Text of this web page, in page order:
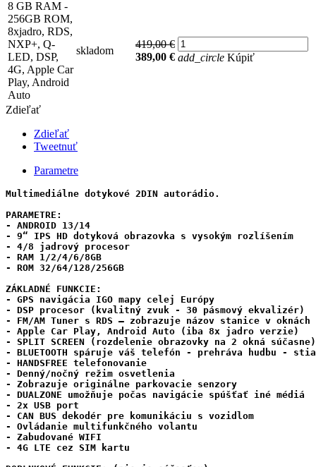
8 GB RAM -
256GB ROM,
8xjadro, RDS,
NXP+, Q-
LED, DSP,
4G, Apple Car
Play, Android
Auto
skladom
419,00 €
389,00 € add_circle Kúpiť
Zdieľať
Zdieľať
Tweetnuť
Parametre
Multimediálne dotykové 2DIN autorádio.
PARAMETRE:
- ANDROID 13/14
- 9“ IPS HD dotyková obrazovka s vysokým rozlíšením
- 4/8 jadrový procesor
- RAM 1/2/4/6/8GB
- ROM 32/64/128/256GB
ZÁKLADNÉ FUNKCIE:
- GPS navigácia IGO mapy celej Európy
- DSP procesor (kvalitný zvuk - 30 pásmový ekvalizér)
- FM/AM Tuner s RDS – zobrazuje názov stanice v oknách
- Apple Car Play, Android Auto (iba 8x jadro verzie)
- SPLIT SCREEN (rozdelenie obrazovky na 2 okná súčasne)
- BLUETOOTH spáruje váš telefón - prehráva hudbu -
- HANDSFREE telefonovanie
- Denný/nočný režim osvetlenia
- Zobrazuje originálne parkovacie senzory
- DUALZONE umožňuje počas navigácie spúšťať iné médiá
- 2x USB port
- CAN BUS dekodér pre komunikáciu s vozidlom
- Ovládanie multifunkčného volantu
- Zabudované WIFI
- 4G LTE cez SIM kartu